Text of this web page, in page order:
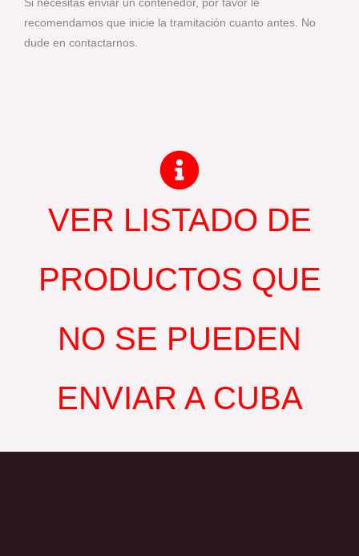
Si necesitas enviar un contenedor, por favor le
recomendamos que inicie la tramitación cuanto antes. No
dude en contactarnos.
VER LISTADO DE
PRODUCTOS QUE
NO SE PUEDEN
ENVIAR A CUBA